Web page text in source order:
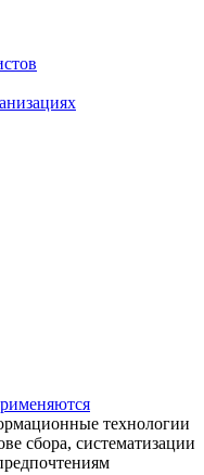
технологии
сбора, систематизации